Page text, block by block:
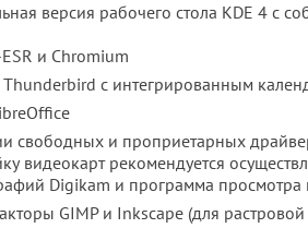
версия рабочего стола KDE 4 с
и Chromium
Thunderbird с интегрированным
свободных и проприетарных
видеокарт рекомендуется
Digikam и программа
GIMP и Inkscape (для